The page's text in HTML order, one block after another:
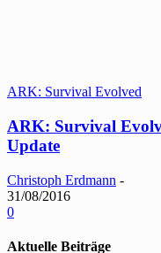
ARK: Survival Evolved
ARK: Survival
Update
Christoph Erdmann -
31/08/2016
0
Aktuelle Beiträge